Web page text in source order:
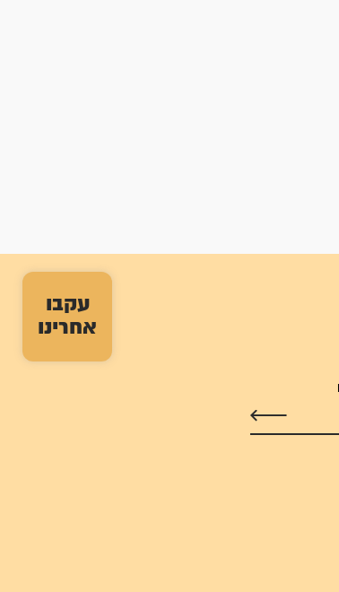
עקבו
אחרינו